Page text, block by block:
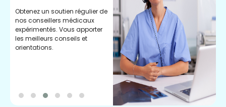
Obtenez un soutien régulier de
nos conseillers médicaux
expérimentés. Vous apporter
les meilleurs conseils et
orientations.